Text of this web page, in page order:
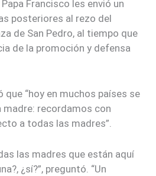
Francisco les envió un
posteriores al rezo del
de San Pedro, al tiempo que
de la promoción y defensa
que “hoy en muchos países se
madre: recordamos con
a todas las madres”.
las madres que están aquí
¿sí?”, preguntó. “Un